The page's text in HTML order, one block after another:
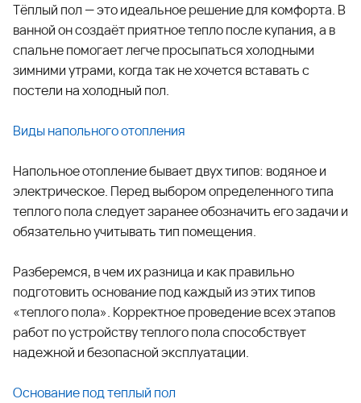
Тёплый пол — это идеальное решение для комфорта. В
ванной он создаёт приятное тепло после купания, а в
спальне помогает легче просыпаться холодными
зимними утрами, когда так не хочется вставать с
постели на холодный пол.
Виды напольного отопления
Напольное отопление бывает двух типов: водяное и
электрическое. Перед выбором определенного типа
теплого пола следует заранее обозначить его задачи и
обязательно учитывать тип помещения.
Разберемся, в чем их разница и как правильно
подготовить основание под каждый из этих типов
«теплого пола». Корректное проведение всех этапов
работ по устройству теплого пола способствует
надежной и безопасной эксплуатации.
Основание под теплый пол